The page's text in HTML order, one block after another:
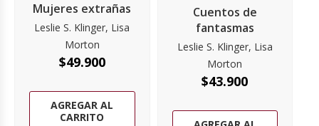
Mujeres extrañas
Leslie S. Klinger, Lisa
Morton
$49.900
AGREGAR AL
CARRITO
Cuentos de
fantasmas
Leslie S. Klinger, Lisa
Morton
$43.900